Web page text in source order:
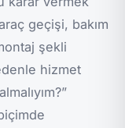
geçişi, bakım
şekli
hizmet